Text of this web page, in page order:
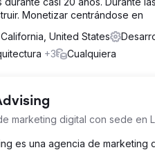
Monetizar centrándose en
United States
+3 Cualquiera
marketing digital con sede en
es una agencia de